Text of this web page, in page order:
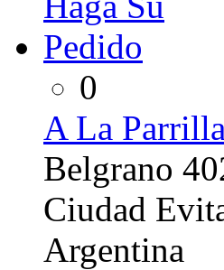
0
A La
Belgrano
Ciudad
Argentina